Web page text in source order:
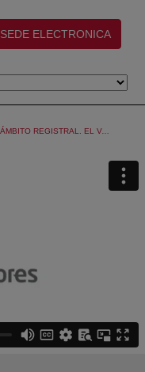
(abre en nueva ventana)
SEDE ELECTRONICA
JUBILARE - LOS MASC EN EL ÁMBITO REGISTRAL. EL VALOR DE LA EXPERIENCIA